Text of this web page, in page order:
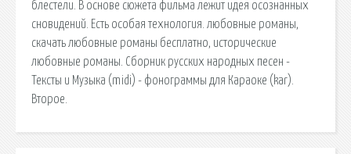
блестели. В основе сюжета фильма лежит идея осознанных
сновидений. Есть особая технология. любовные романы,
скачать любовные романы бесплатно, исторические
любовные романы. Сборник русских народных песен -
Тексты и Музыка (midi) - фонограммы для Караоке (kar).
Второе.